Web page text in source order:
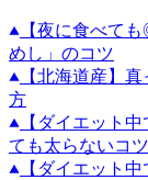
【夜に食べて
めし」のコツ
【北海道産】
方
【ダイエット
ても太らないコ
【ダイエット